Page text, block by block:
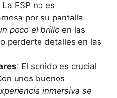
La PSP no es
por su pantalla
poco el brillo en las
perderte detalles en las
: El sonido es crucial
unos buenos
inmersiva se